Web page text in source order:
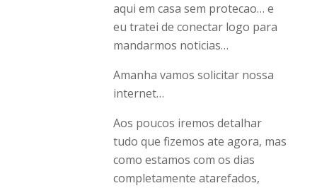
aqui em casa sem protecao… e
eu tratei de conectar logo para
mandarmos noticias…
Amanha vamos solicitar nossa
internet…
Aos poucos iremos detalhar
tudo que fizemos ate agora, mas
como estamos com os dias
completamente atarefados,